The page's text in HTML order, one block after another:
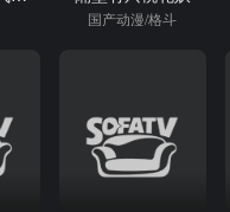
国产动漫/格斗